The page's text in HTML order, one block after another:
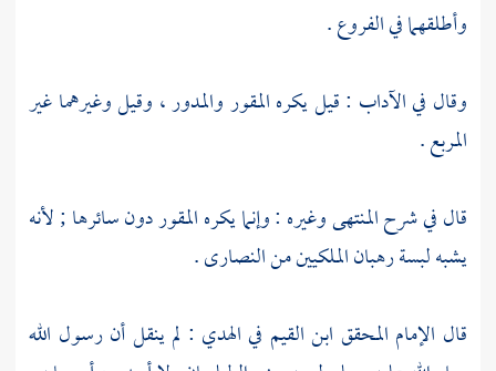
وأطلقهما في الفروع .
وقال في الآداب : قيل يكره المقور والمدور ، وقيل وغيرهما غير
المربع .
قال في شرح المنتهى وغيره : وإنما يكره المقور دون سائرها ; لأنه
يشبه لبسة رهبان الملكيين منالنصارى.
قال الإمام المحقق ابن القيم في الهدي : لم ينقل أن رسول الله